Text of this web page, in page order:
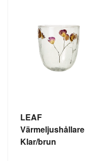
LEAF
Klar/brun